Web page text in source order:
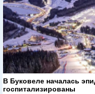
В Буковеле началась
госпитализированы